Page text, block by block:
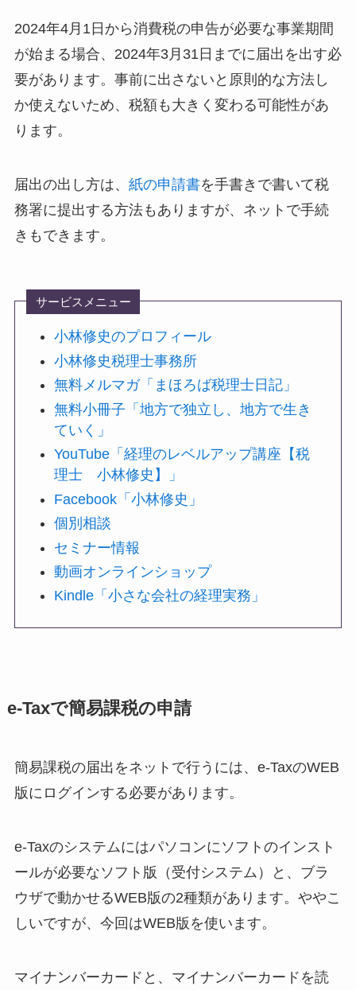
2024年4月1日から消費税の申告が必要な事業期間
が始まる場合、2024年3月31日までに届出を出す必
要があります。事前に出さないと原則的な方法し
か使えないため、税額も大きく変わる可能性があ
ります。
届出の出し方は、 紙の申請書を手書きで書いて税
務署に提出する方法もありますが、ネットで手続
きもできます。
サービスメニュー
小林修史のプロフィール
小林修史税理士事務所
無料メルマガ「まほろば税理士日記」
無料小冊子「地方で独立し、地方で生き
ていく」
YouTube「経理のレベルアップ講座【税
理士 小林修史】」
Facebook「小林修史」
個別相談
セミナー情報
動画オンラインショップ
Kindle「小さな会社の経理実務」
e-Taxで簡易課税の申請
簡易課税の届出をネットで行うには、e-TaxのWEB
版にログインする必要があります。
e-Taxのシステムにはパソコンにソフトのインスト
ールが必要なソフト版（受付システム）と、ブラ
ウザで動かせるWEB版の2種類があります。ややこ
しいですが、今回はWEB版を使います。
マイナンバーカードと、マイナンバーカードを読